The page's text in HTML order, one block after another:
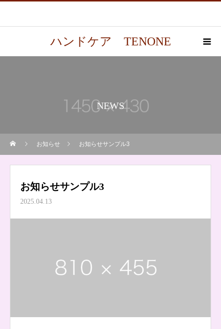
ハンドケア TENONE
NEWS
お知らせ お知らせサンプル3
お知らせサンプル3
2025.04.13